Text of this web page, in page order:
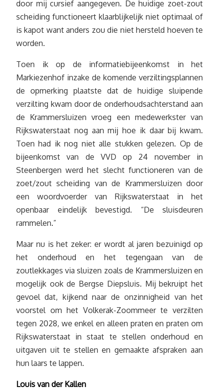
door mij cursief aangegeven. De huidige zoet-zout
scheiding functioneert klaarblijkelijk niet optimaal of
is kapot want anders zou die niet hersteld hoeven te
worden.
Toen ik op de informatiebijeenkomst in het
Markiezenhof inzake de komende verziltingsplannen
de opmerking plaatste dat de huidige sluipende
verzilting kwam door de onderhoudsachterstand aan
de Krammersluizen vroeg een medewerkster van
Rijkswaterstaat nog aan mij hoe ik daar bij kwam.
Toen had ik nog niet alle stukken gelezen. Op de
bijeenkomst van de VVD op 24 november in
Steenbergen werd het slecht functioneren van de
zoet/zout scheiding van de Krammersluizen door
een woordvoerder van Rijkswaterstaat in het
openbaar eindelijk bevestigd. “De sluisdeuren
rammelen.”
Maar nu is het zeker: er wordt al jaren bezuinigd op
het onderhoud en het tegengaan van de
zoutlekkages via sluizen zoals de Krammersluizen en
mogelijk ook de Bergse Diepsluis. Mij bekruipt het
gevoel dat, kijkend naar de onzinnigheid van het
voorstel om het Volkerak-Zoommeer te verzilten
tegen 2028, we enkel en alleen praten en praten om
Rijkswaterstaat in staat te stellen onderhoud en
uitgaven uit te stellen en gemaakte afspraken aan
hun laars te lappen.
Louis van der Kallen